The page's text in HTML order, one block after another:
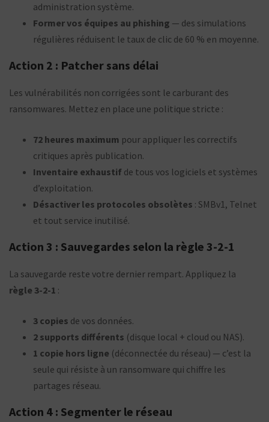
administration système.
Former vos équipes au phishing — des simulations
régulières réduisent le taux de clic de 60 % en moyenne.
Action 2 : Patcher sans délai
Les vulnérabilités non corrigées sont le carburant des
ransomwares. Mettez en place une politique stricte :
72 heures maximum pour appliquer les correctifs
critiques après publication.
Inventaire exhaustif de tous vos logiciels et systèmes
d’exploitation.
Désactiver les protocoles obsolètes : SMBv1, Telnet
et tout service inutilisé.
Action 3 : Sauvegardes selon la règle 3-2-1
La sauvegarde reste votre dernier rempart. Appliquez la
règle 3-2-1 :
3 copies de vos données.
2 supports différents (disque local + cloud ou NAS).
1 copie hors ligne (déconnectée du réseau) — c’est la
seule qui résiste à un ransomware qui chiffre les
partages réseau.
Action 4 : Segmenter le réseau